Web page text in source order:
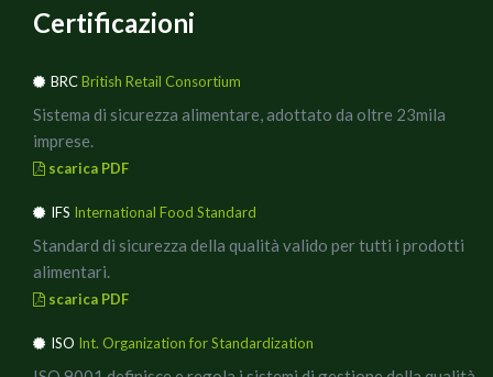
Certificazioni
BRCBritish Retail Consortium
Sistema di sicurezza alimentare, adottato da oltre 23mila
imprese.
scarica PDF
IFS International Food Standard
Standard di sicurezza della qualità valido per tutti i prodotti
alimentari.
scarica PDF
ISO Int. Organization for Standardization